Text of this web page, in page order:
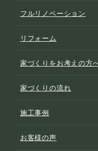
フルリノベーション
リフォーム
家づくりをお考えの方
家づくりの流れ
施工事例
お客様の声